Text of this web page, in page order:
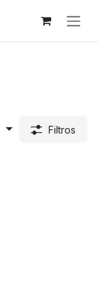
Filtros